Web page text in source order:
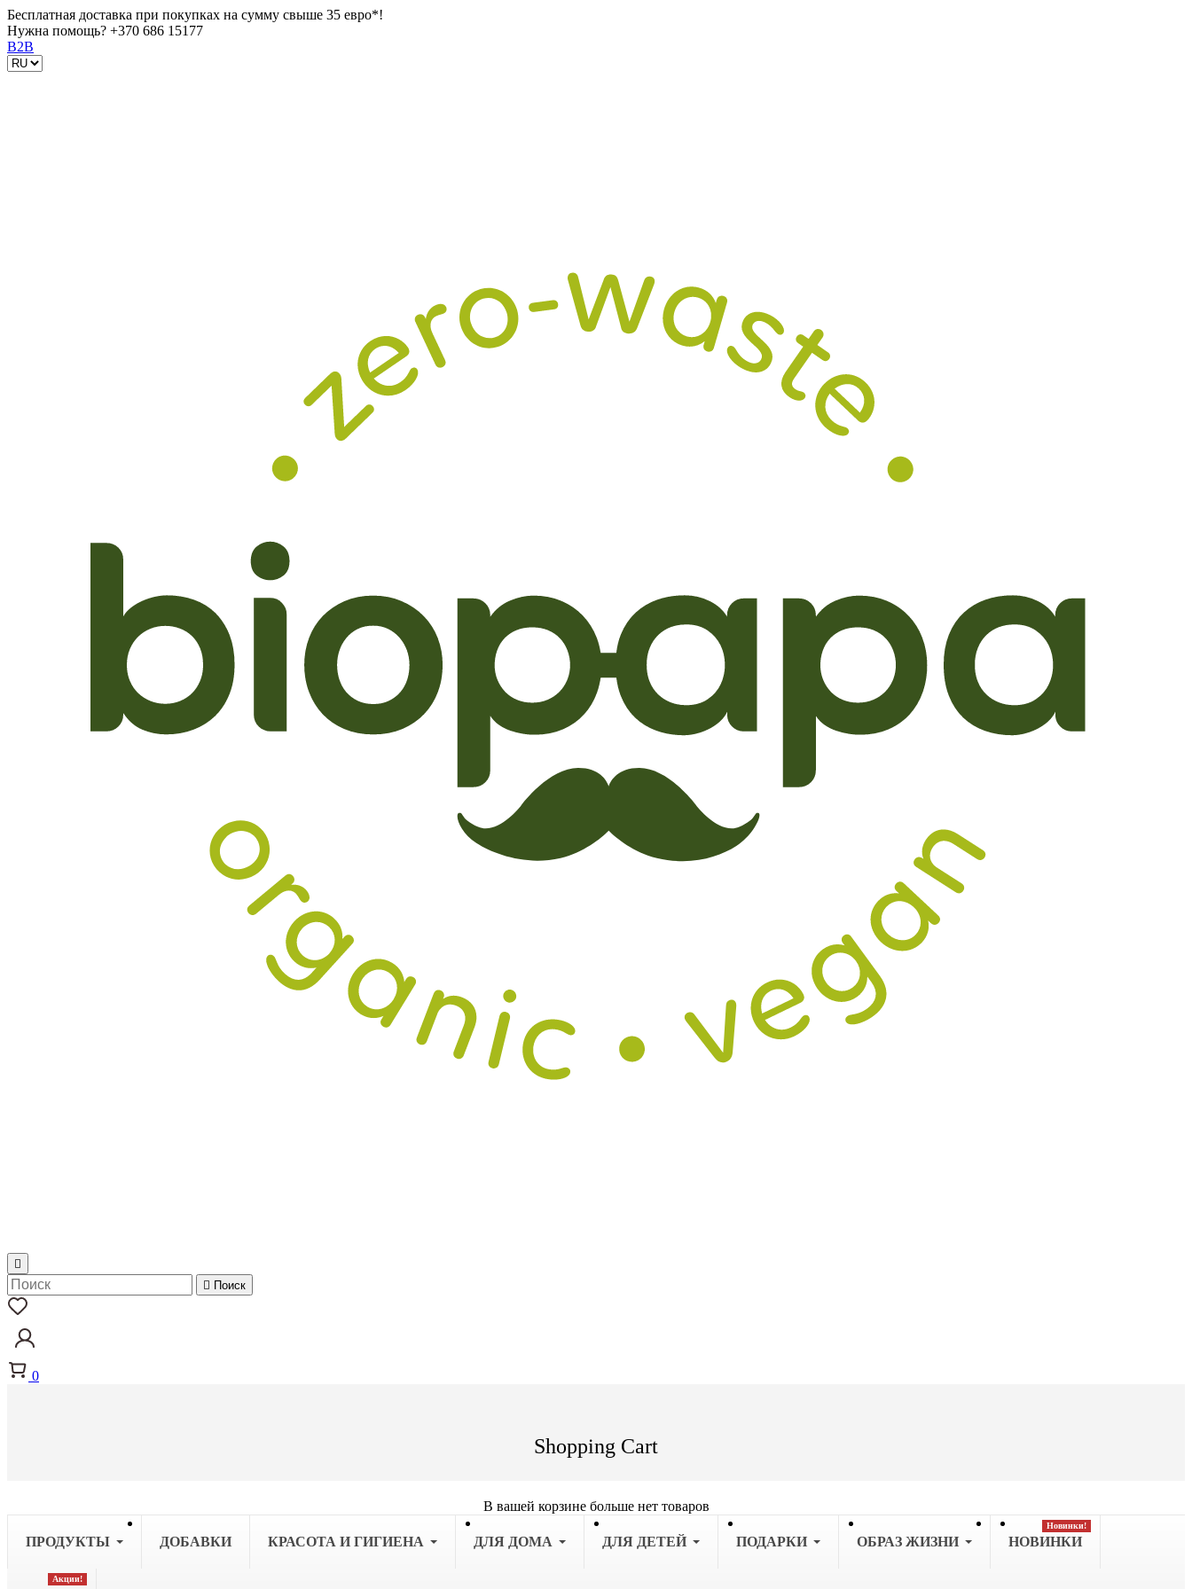
Бесплатная доставка при покупках на сумму свыше 35 евро*!
Нужна помощь? +370 686 15177
B2B

 Поиск
0
Shopping Cart
В вашей корзине больше нет товаров
ПРОДУКТЫ ДОБАВКИ КРАСОТА И ГИГИЕНА ДЛЯ ДОМА ДЛЯ ДЕТЕЙ ПОДАРКИ OБРАЗ ЖИЗНИ НОВИНКИ
Новинки!
Акции!